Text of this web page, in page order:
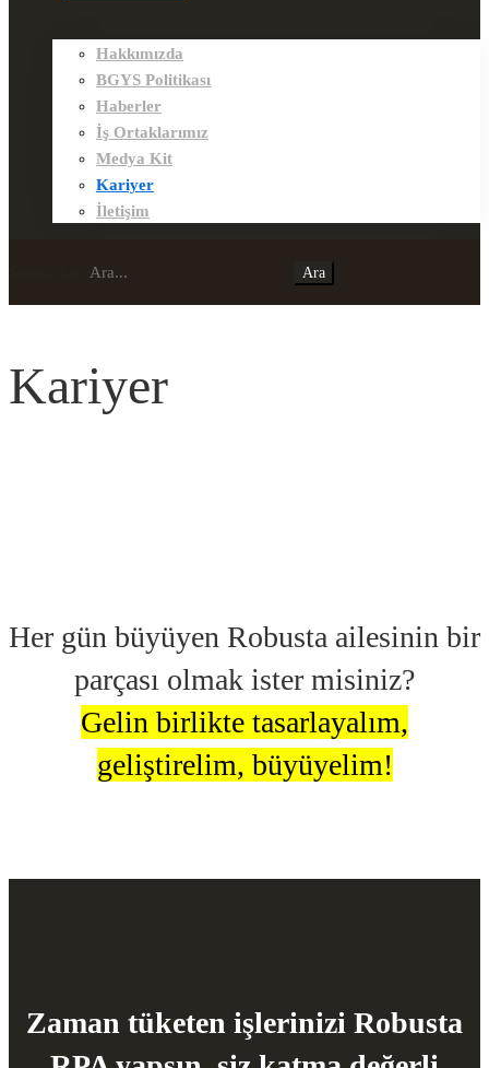
Hakkımızda
BGYS Politikası
Haberler
İş Ortaklarımız
Medya Kit
Kariyer
İletişim
Ara
Kariyer
Her gün büyüyen Robusta ailesinin bir
parçası olmak ister misiniz?
Gelin birlikte tasarlayalım,
geliştirelim, büyüyelim!
Zaman tüketen işlerinizi Robusta